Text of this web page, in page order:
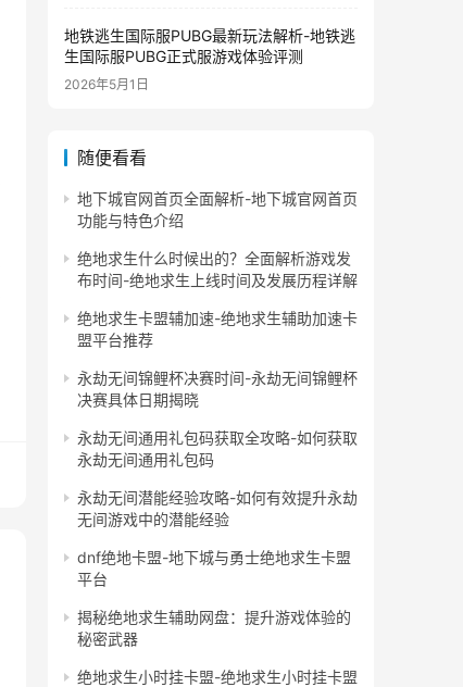
地铁逃生国际服PUBG最新玩法解析-地铁逃
生国际服PUBG正式服游戏体验评测
2026年5月1日
随便看看
地下城官网首页全面解析-地下城官网首页
功能与特色介绍
绝地求生什么时候出的？全面解析游戏发
布时间-绝地求生上线时间及发展历程详解
绝地求生卡盟辅加速-绝地求生辅助加速卡
盟平台推荐
永劫无间锦鲤杯决赛时间-永劫无间锦鲤杯
决赛具体日期揭晓
永劫无间通用礼包码获取全攻略-如何获取
永劫无间通用礼包码
永劫无间潜能经验攻略-如何有效提升永劫
无间游戏中的潜能经验
dnf绝地卡盟-地下城与勇士绝地求生卡盟
平台
揭秘绝地求生辅助网盘：提升游戏体验的
秘密武器
绝地求生小时挂卡盟-绝地求生小时挂卡盟